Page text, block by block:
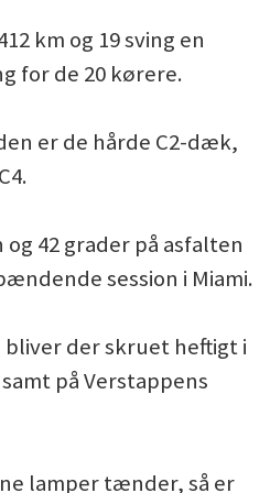
km og 19 sving en
for de 20 kørere.
er de hårde C2-dæk,
42 grader på asfalten
session i Miami.
bliver der skruet heftigt i
på Verstappens
lamper tænder, så er